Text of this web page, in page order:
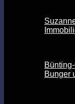
Bunger